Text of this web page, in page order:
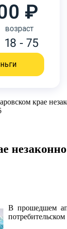
₽
возраст
18 - 75
крае
В прошедшем